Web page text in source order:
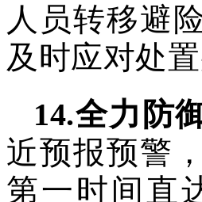
人员转移避
及时应对处
14.全力防
近预报预警
第一时间直